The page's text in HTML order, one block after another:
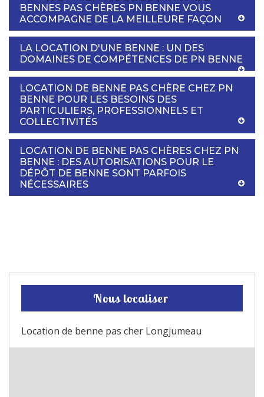
BENNES PAS CHÈRES PN BENNE VOUS
ACCOMPAGNE DE LA MEILLEURE FAÇON
LA LOCATION D'UNE BENNE : UN DES
DOMAINES DE COMPÉTENCES DE PN BENNE
LOCATION DE BENNE PAS CHÈRE CHEZ PN
BENNE POUR LES BESOINS DES
PARTICULIERS, PROFESSIONNELS ET
COLLECTIVITÉS
LOCATION DE BENNE PAS CHÈRES CHEZ PN
BENNE : DES AUTORISATIONS POUR LE
DÉPÔT DE BENNE SONT PARFOIS
NÉCESSAIRES
Nous localiser
Location de benne pas cher Longjumeau